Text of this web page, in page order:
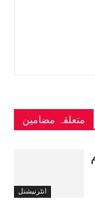
متعلقہ مضامین
انٹرنیشنل